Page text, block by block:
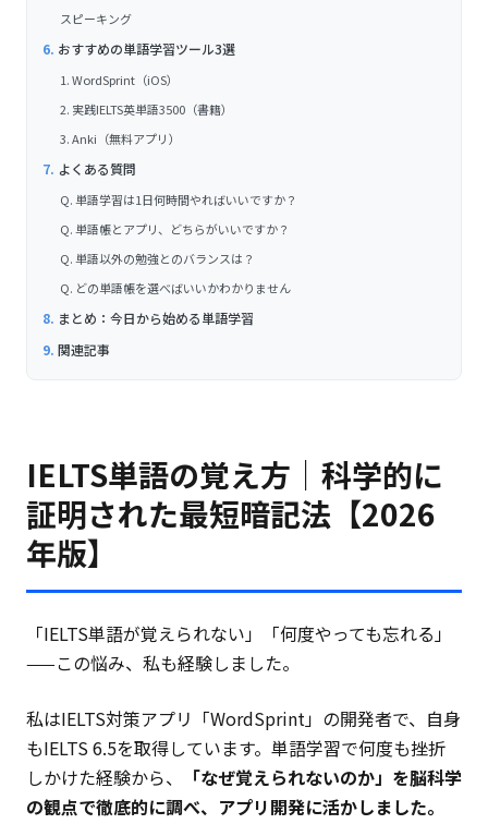
スピーキング
おすすめの単語学習ツール3選
1. WordSprint（iOS）
2. 実践IELTS英単語3500（書籍）
3. Anki（無料アプリ）
よくある質問
Q. 単語学習は1日何時間やればいいですか？
Q. 単語帳とアプリ、どちらがいいですか？
Q. 単語以外の勉強とのバランスは？
Q. どの単語帳を選べばいいかわかりません
まとめ：今日から始める単語学習
関連記事
IELTS単語の覚え方｜科学的に
証明された最短暗記法【2026
年版】
「IELTS単語が覚えられない」「何度やっても忘れる」
——この悩み、私も経験しました。
私はIELTS対策アプリ「WordSprint」の開発者で、自身
もIELTS 6.5を取得しています。単語学習で何度も挫折
しかけた経験から、
「なぜ覚えられないのか」を脳科学
の観点で徹底的に調べ、アプリ開発に活かしました。